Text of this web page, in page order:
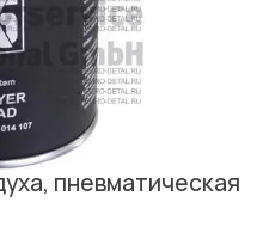
пневматическая